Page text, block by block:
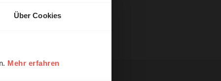
Über Cookies
Mehr erfahren